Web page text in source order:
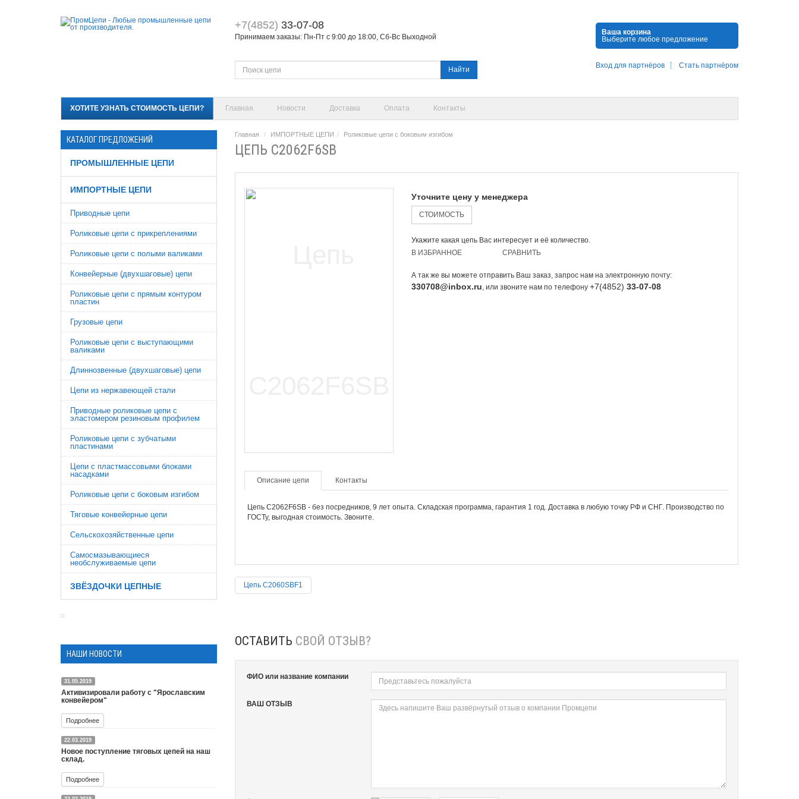
+7(4852) 33-07-08
Принимаем заказы: Пн-Пт с 9:00 до 18:00, Сб-Вс Выходной
Ваша корзина
Выберите любое предложение
Найти Вход для партнёров Стать партнёром
ХОТИТЕ УЗНАТЬ СТОИМОСТЬ ЦЕПИ? Главная Новости Доставка Оплата Контакты
КАТАЛОГ ПРЕДЛОЖЕНИЙ
ПРОМЫШЛЕННЫЕ ЦЕПИ
ИМПОРТНЫЕ ЦЕПИ
Приводные цепи
Роликовые цепи с прикреплениями
Роликовые цепи с полыми валиками
Конвейерные (двухшаговые) цепи
Роликовые цепи с прямым контуром
пластин
Грузовые цепи
Роликовые цепи с выступающими
валиками
Длиннозвенные (двухшаговые) цепи
Цепи из нержавеющей стали
Приводные роликовые цепи с
эластомером резиновым профилем
Роликовые цепи с зубчатыми
пластинами
Цепи с пластмассовыми блоками
насадками
Роликовые цепи с боковым изгибом
Тяговые конвейерные цепи
Сельскохозяйственные цепи
Cамосмазывающиеся
необслуживаемые цепи
ЗВЁЗДОЧКИ ЦЕПНЫЕ
НАШИ НОВОСТИ
31.05.2019
Активизировали работу с "Ярославским
конвейером"
Подробнее
Ярославский конвейер это
производитель широкой
номенклатуры конвейерного
оборудования такие как:
22.03.2019
Новое поступление тяговых цепей на наш
склад.
Подробнее
Главная ИМПОРТНЫЕ ЦЕПИ Роликовые цепи с боковым изгибом
ЦЕПЬ C2062F6SB
Уточните цену у менеджера
СТОИМОСТЬ
Укажите какая цепь Вас интересует и её количество.
В ИЗБРАННОЕ
СРАВНИТЬ
А так же вы можете отправить Ваш заказ, запрос нам на электронную почту:
330708@inbox.ru, или звоните нам по телефону+7(4852)33-07-08
Описание цепи Контакты
Цепь C2062F6SB - без посредников, 9 лет опыта. Складская программа, гарантия 1 год. Доставка в любую точку РФ и СНГ. Производство по
ГОСТу, выгодная стоимость. Звоните.
Цепь C2060SBF1
ОСТАВИТЬ СВОЙ ОТЗЫВ?
ФИО или название компании
ВАШ ОТЗЫВ